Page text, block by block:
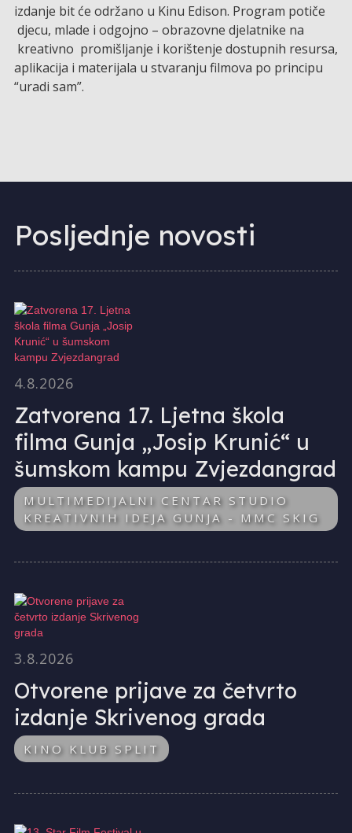
izdanje bit će održano u Kinu Edison. Program potiče
djecu, mlade i odgojno – obrazovne djelatnike na
kreativno promišljanje i korištenje dostupnih resursa,
aplikacija i materijala u stvaranju filmova po principu
“uradi sam”.
Posljednje novosti
4.8.2026
Zatvorena 17. Ljetna škola
filma Gunja „Josip Krunić“ u
šumskom kampu Zvjezdangrad
MULTIMEDIJALNI CENTAR STUDIO
KREATIVNIH IDEJA GUNJA - MMC SKIG
3.8.2026
Otvorene prijave za četvrto
izdanje Skrivenog grada
KINO KLUB SPLIT